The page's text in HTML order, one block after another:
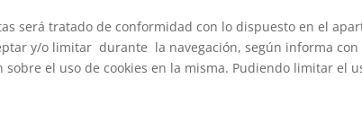
será tratado de conformidad con lo dispuesto en el
y/o limitar durante la navegación, según informa con
el uso de cookies en la misma. Pudiendo limitar el